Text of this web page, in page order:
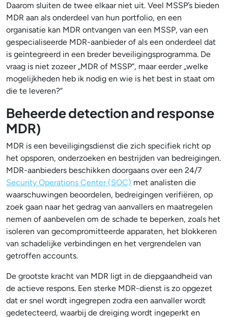
Daarom sluiten de twee elkaar niet uit. Veel MSSP’s bieden
MDR aan als onderdeel van hun portfolio, en een
organisatie kan MDR ontvangen van een MSSP, van een
gespecialiseerde MDR-aanbieder of als een onderdeel dat
is geïntegreerd in een breder beveiligingsprogramma. De
vraag is niet zozeer „MDR of MSSP”, maar eerder „welke
mogelijkheden heb ik nodig en wie is het best in staat om
die te leveren?”
Beheerde detection and response
MDR)
MDR is een beveiligingsdienst die zich specifiek richt op
het opsporen, onderzoeken en bestrijden van bedreigingen.
MDR-aanbieders beschikken doorgaans over een 24/7
Security Operations Center (SOC) met analisten die
waarschuwingen beoordelen, bedreigingen verifiëren, op
zoek gaan naar het gedrag van aanvallers en maatregelen
nemen of aanbevelen om de schade te beperken, zoals het
isoleren van gecompromitteerde apparaten, het blokkeren
van schadelijke verbindingen en het vergrendelen van
getroffen accounts.
De grootste kracht van MDR ligt in de diepgaandheid van
de actieve respons. Een sterke MDR-dienst is zo opgezet
dat er snel wordt ingegrepen zodra een aanvaller wordt
gedetecteerd, waarbij de dreiging wordt ingeperkt en